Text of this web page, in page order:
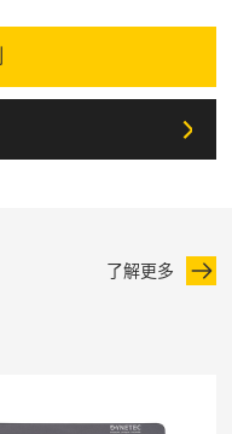
了解更多